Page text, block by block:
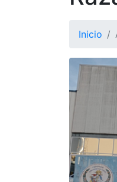
Inicio